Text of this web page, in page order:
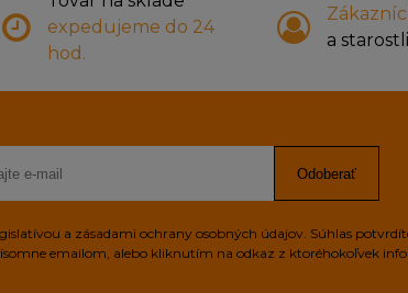
expedujeme do 24
hod.
a
Odoberať
a zásadami ochrany osobných údajov. Súhlas
emailom, alebo kliknutím na odkaz z ktoréhokoľvek